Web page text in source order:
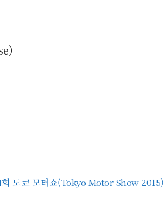
도쿄 모터쇼(Tokyo Motor Show 2015)